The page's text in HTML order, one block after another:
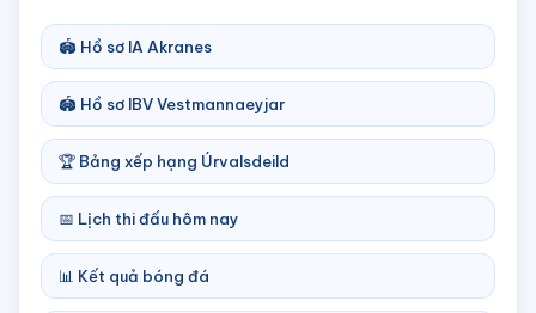
🏟️ Hồ sơ IA Akranes
🏟️ Hồ sơ IBV Vestmannaeyjar
🏆 Bảng xếp hạng Úrvalsdeild
📅 Lịch thi đấu hôm nay
📊 Kết quả bóng đá